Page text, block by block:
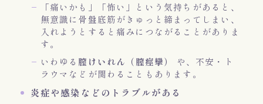
「痛いかも」「怖い」という気持ちがあると、
無意識に骨盤底筋がきゅっと締まってしまい、
入れようとすると痛みにつながることがありま
す。
いわゆる 膣けいれん（膣痙攣）
や、不安・ト
ラウマなどが関わることもあります。
炎症や感染などのトラブルがある